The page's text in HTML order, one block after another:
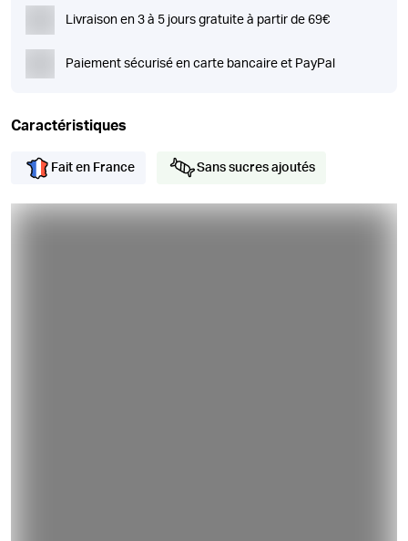
Livraison en 3 à 5 jours gratuite à partir de 69€
Paiement sécurisé en carte bancaire et PayPal
Caractéristiques
Fait en France Sans sucres ajoutés